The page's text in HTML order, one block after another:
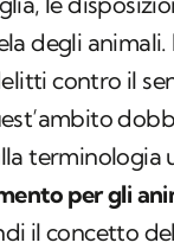
degli animali.
contro il
terminologia
per gli
il concetto